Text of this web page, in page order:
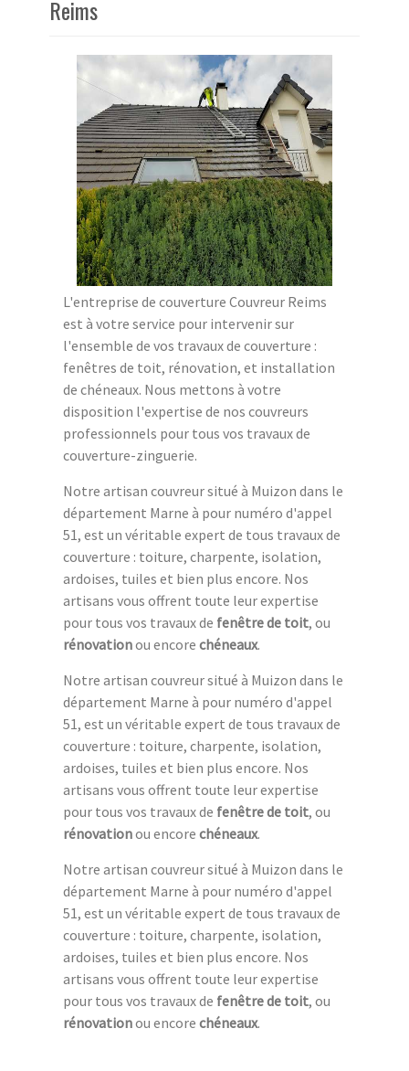
Reims
L'entreprise de couverture Couvreur Reims
est à votre service pour intervenir sur
l'ensemble de vos travaux de couverture :
fenêtres de toit, rénovation, et installation
de chéneaux. Nous mettons à votre
disposition l'expertise de nos couvreurs
professionnels pour tous vos travaux de
couverture-zinguerie.
Notre artisan couvreur situé à Muizon dans le
département Marne à pour numéro d'appel
51, est un véritable expert de tous travaux de
couverture : toiture, charpente, isolation,
ardoises, tuiles et bien plus encore. Nos
artisans vous offrent toute leur expertise
pour tous vos travaux de fenêtre de toit, ou
rénovationou encore chéneaux.
Notre artisan couvreur situé à Muizon dans le
département Marne à pour numéro d'appel
51, est un véritable expert de tous travaux de
couverture : toiture, charpente, isolation,
ardoises, tuiles et bien plus encore. Nos
artisans vous offrent toute leur expertise
pour tous vos travaux de fenêtre de toit, ou
rénovationou encore chéneaux.
Notre artisan couvreur situé à Muizon dans le
département Marne à pour numéro d'appel
51, est un véritable expert de tous travaux de
couverture : toiture, charpente, isolation,
ardoises, tuiles et bien plus encore. Nos
artisans vous offrent toute leur expertise
pour tous vos travaux de fenêtre de toit, ou
rénovationou encore chéneaux.